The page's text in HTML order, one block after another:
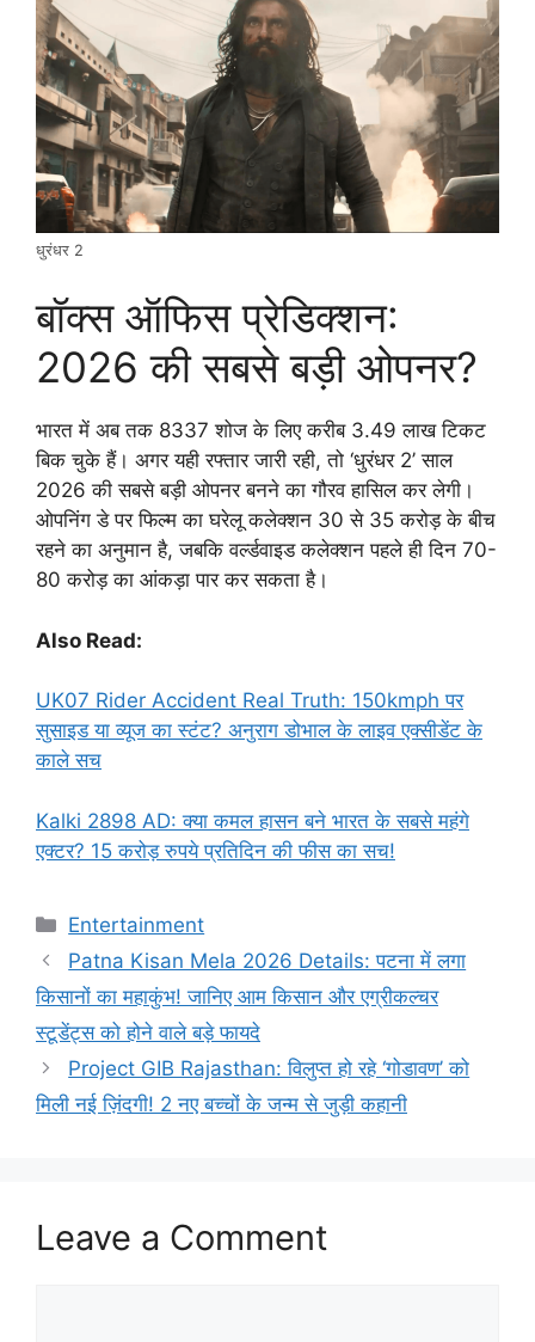
धुरंधर 2
बॉक्स ऑफिस प्रेडिक्शन:
2026 की सबसे बड़ी ओपनर?
भारत में अब तक 8337 शोज के लिए करीब 3.49 लाख टिकट
बिक चुके हैं। अगर यही रफ्तार जारी रही, तो ‘धुरंधर 2’ साल
2026 की सबसे बड़ी ओपनर बनने का गौरव हासिल कर लेगी।
ओपनिंग डे पर फिल्म का घरेलू कलेक्शन 30 से 35 करोड़ के बीच
रहने का अनुमान है, जबकि वर्ल्डवाइड कलेक्शन पहले ही दिन 70-
80 करोड़ का आंकड़ा पार कर सकता है।
Also Read:
UK07 Rider Accident Real Truth: 150kmph पर
सुसाइड या व्यूज का स्टंट? अनुराग डोभाल के लाइव एक्सीडेंट के
काले सच
Kalki 2898 AD: क्या कमल हासन बने भारत के सबसे महंगे
एक्टर? 15 करोड़ रुपये प्रतिदिन की फीस का सच!
Categories
Entertainment
Patna Kisan Mela 2026 Details: पटना में लगा
किसानों का महाकुंभ! जानिए आम किसान और एग्रीकल्चर
स्टूडेंट्स को होने वाले बड़े फायदे
Project GIB Rajasthan: विलुप्त हो रहे ‘गोडावण’ को
मिली नई ज़िंदगी! 2 नए बच्चों के जन्म से जुड़ी कहानी
Leave a Comment